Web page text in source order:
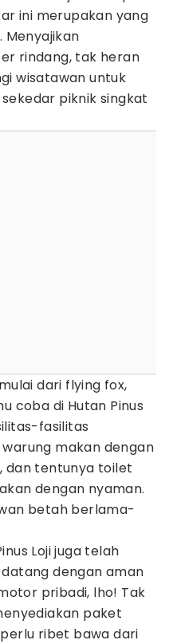
ini merupakan yang
Menyajikan
rindang, tak heran
wisatawan untuk
piknik singkat
dari flying fox,
coba di Hutan Pinus
fasilitas
makan dengan
dan tentunya toilet
dengan nyaman.
betah berlama-
Loji juga telah
dengan aman
pribadi, lho! Tak
paket
ribet bawa dari